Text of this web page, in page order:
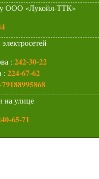
ООО «Лукойл-ТТК»
: 242-30-22
: 224-67-62
на улице
65-71